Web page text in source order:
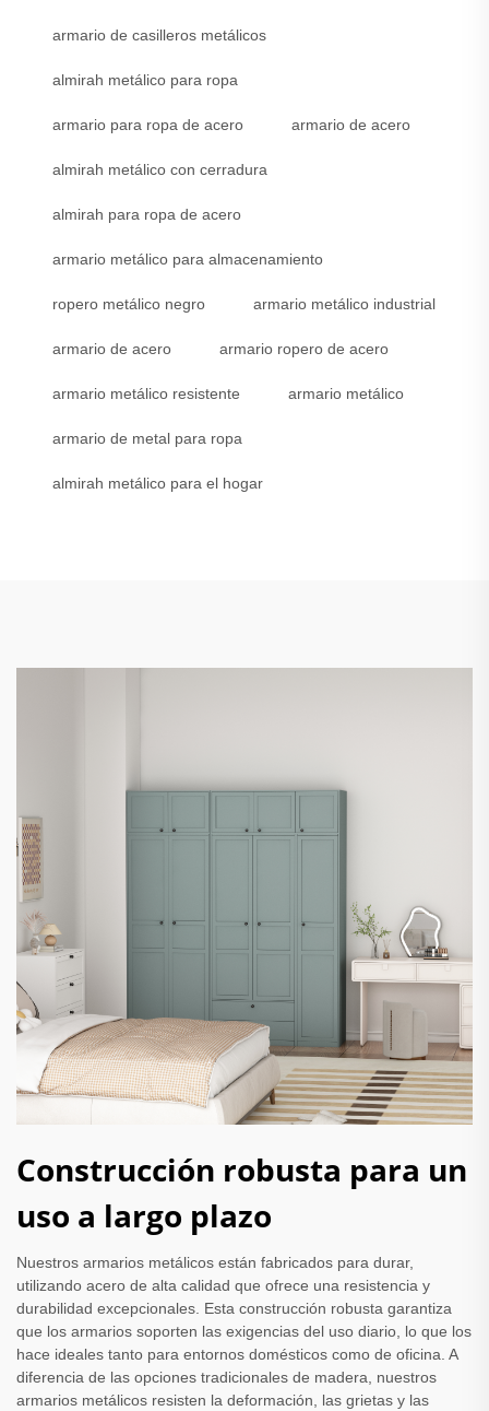
armario de casilleros metálicos
almirah metálico para ropa
armario para ropa de acero armario de acero
almirah metálico con cerradura
almirah para ropa de acero
armario metálico para almacenamiento
ropero metálico negro armario metálico industrial
armario de acero armario ropero de acero
armario metálico resistente armario metálico
armario de metal para ropa
almirah metálico para el hogar
Construcción robusta para un
uso a largo plazo
Nuestros armarios metálicos están fabricados para durar,
utilizando acero de alta calidad que ofrece una resistencia y
durabilidad excepcionales. Esta construcción robusta garantiza
que los armarios soporten las exigencias del uso diario, lo que los
hace ideales tanto para entornos domésticos como de oficina. A
diferencia de las opciones tradicionales de madera, nuestros
armarios metálicos resisten la deformación, las grietas y las